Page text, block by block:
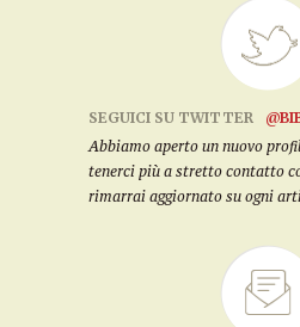
SEGUICI SU TWITTER
Abbiamo aperto un nuovo
tenerci più a stretto contatto
rimarrai aggiornato su ogni